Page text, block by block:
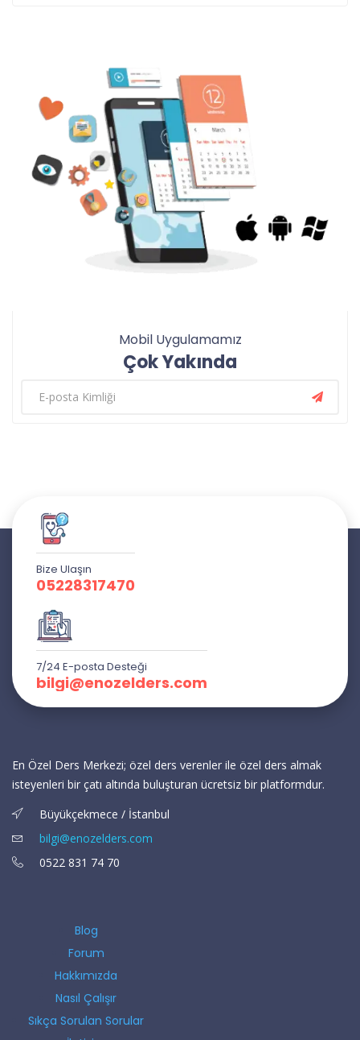
Mobil Uygulamamız
Çok Yakında
Bize Ulaşın
05228317470
7/24 E-posta Desteği
bilgi@enozelders.com
En Özel Ders Merkezi; özel ders verenler ile özel ders almak
isteyenleri bir çatı altında buluşturan ücretsiz bir platformdur.
Büyükçekmece / İstanbul
bilgi@enozelders.com
0522 831 74 70
Blog
Forum
Hakkımızda
Nasıl Çalışır
Sıkça Sorulan Sorular